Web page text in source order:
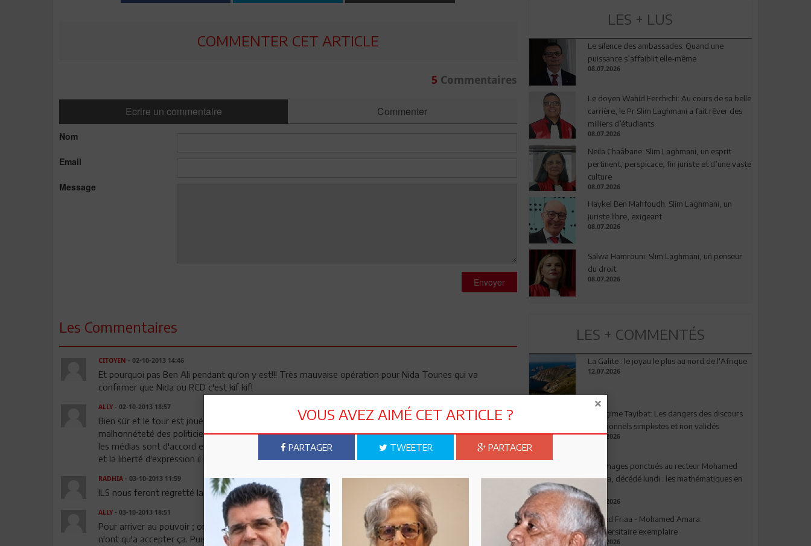
COMMENTER CET ARTICLE
5 Commentaires
Ecrire un commentaire Commenter
Nom
Email
Message
Envoyer
Les Commentaires
CITOYEN - 02-10-2013 14:46
Et pourquoi pas Ben Ali pendant qu'on y est!!! Très mauvaise opération pour Nida Tounes qui va
confirmer que Nida ou RCD c'est kif kif!
ALLY- 02-10-2013 18:57
Bien sûr et le tour est joué . Les tunisiens ont voté Ennahda car ils ont marre du RCD et de la
malhonnéteté des politiciens maintenant c'est l'inverse. Et le comble c'est que ça marchera puisque tous
les médias sont d'accord et orientent l'opinion vers ça; je pense que pour nos médias avec la démogratie
et la liberté d'expression il ne gagne pas beaucoup d'argent . Il ne doit pas y avoir beaucoup de cachet !!!!
RADHIA- 03-10-2013 11:59
ILS nous feront regretté la liberté qu'on est entrain de vivre
ALLY- 03-10-2013 18:51
Pour arriver au pouvoir ; on peut tout faire et les soit disant démocrates de gauche (?) qui sont avec lui
n'ont qu'a accepter ça. Puisqu'il a peur qu'il sera pris par si Karoui. Après ce qu'on appelait révolution ; au
LES + LUS
Le silence des ambassades: Quand une
puissance s’affaiblit elle-même
08.07.2026
Le doyen Wahid Ferchichi: Au cours de sa belle
carrière, le Pr Slim Laghmani a fait rêver des
milliers d’étudiants
08.07.2026
Neila Chaâbane: Slim Laghmani, un esprit
pertinent, perspicace, fin juriste et d’une vaste
culture
08.07.2026
Haykel Ben Mahfoudh: Slim Laghmani, un
juriste libre, exigeant
08.07.2026
Salwa Hamrouni: Slim Laghmani, un penseur
du droit
08.07.2026
LES + COMMENTÉS
La Galite : le joyau le plus au nord de l'Afrique
12.07.2026
Le régime Tayibat: Les dangers des discours
nutritionnels simplistes et non validés
09.07.2026
Hommages ponctués au recteur Mohamed
Amara, décédé lundi : les mathématiques en
deuil
03.08.2026
Ahmed Friaa - Mohamed Amara:
l’Universitaire exemplaire
04.08.2026
VOUS AVEZ AIMÉ CET ARTICLE ?
PARTAGER TWEETER PARTAGER